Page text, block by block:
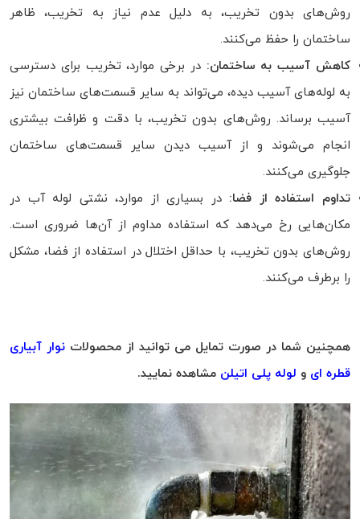
روش‌های بدون تخریب، به دلیل عدم نیاز به تخریب، ظاهر
ساختمان را حفظ می‌کنند.
کاهش آسیب به ساختمان: در برخی موارد، تخریب برای دسترسی
به لوله‌های آسیب دیده، می‌تواند به سایر قسمت‌های ساختمان نیز
آسیب برساند. روش‌های بدون تخریب، با دقت و ظرافت بیشتری
انجام می‌شوند و از آسیب دیدن سایر قسمت‌های ساختمان
جلوگیری می‌کنند.
تداوم استفاده از فضا: در بسیاری از موارد، نشتی لوله آب در
مکان‌هایی رخ می‌دهد که استفاده مداوم از آن‌ها ضروری است.
روش‌های بدون تخریب، با حداقل اختلال در استفاده از فضا، مشکل
را برطرف می‌کنند.
همچنین شما در صورت تمایل می توانید از محصولات نوار آبیاری
قطره ای و لوله پلی اتیلن مشاهده نمایید.